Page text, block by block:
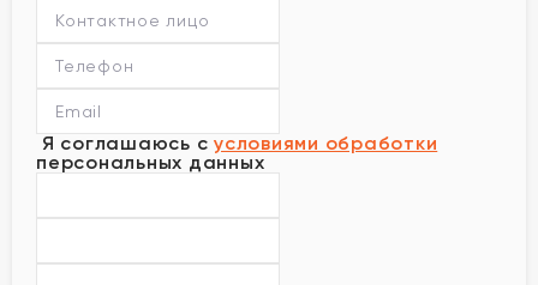
Я соглашаюсь с условиями обработки
персональных данных